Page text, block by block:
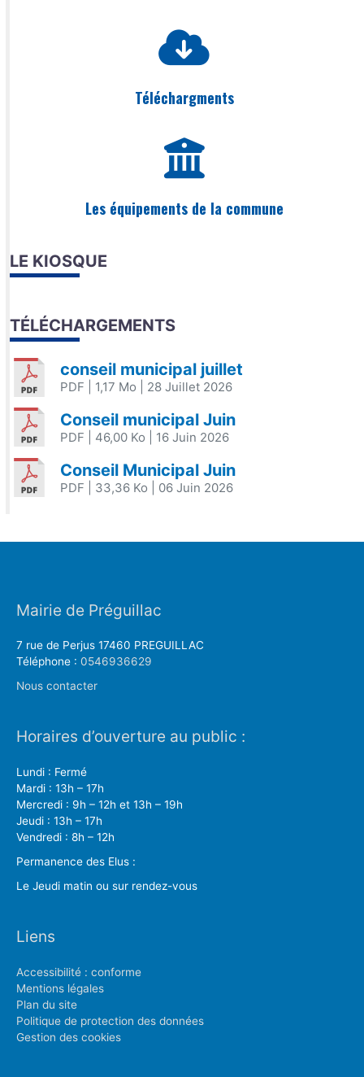
Téléchargments
Les équipements de la commune
LE KIOSQUE
TÉLÉCHARGEMENTS
conseil municipal juillet
PDF | 1,17 Mo | 28 Juillet 2026
Conseil municipal Juin
PDF | 46,00 Ko | 16 Juin 2026
Conseil Municipal Juin
PDF | 33,36 Ko | 06 Juin 2026
Mairie de Préguillac
7 rue de Perjus 17460 PREGUILLAC
Téléphone : 0546936629
Nous contacter
Horaires d’ouverture au public :
Lundi : Fermé
Mardi : 13h – 17h
Mercredi : 9h – 12h et 13h – 19h
Jeudi : 13h – 17h
Vendredi : 8h – 12h
Permanence des Elus :
Le Jeudi matin ou sur rendez-vous
Liens
Accessibilité : conforme
Mentions légales
Plan du site
Politique de protection des données
Gestion des cookies